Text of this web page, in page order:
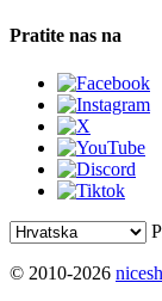
Pratite nas na
© 2010-2026